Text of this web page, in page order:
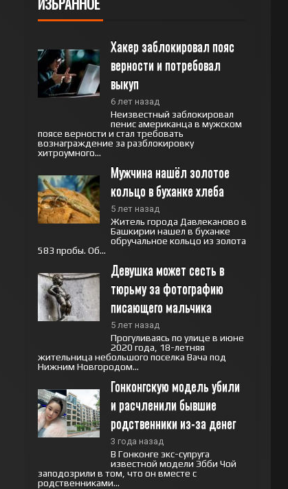
Хакер заблокировал пояс
верности и потребовал
выкуп
6 лет назад
Неизвестный заблокировал
пенис американца в мужском
поясе верности и стал требовать
вознаграждение за разблокировку
хитроумного...
Мужчина нашёл золотое
кольцо в буханке хлеба
5 лет назад
Житель города Давлеканово в
Башкирии нашел в буханке
обручальное кольцо из золота
583 пробы. Об...
Девушка может сесть в
тюрьму за фотографию
писающего мальчика
5 лет назад
Прогуливаясь по улице в июне
2020 года, 18-летняя
жительница небольшого поселка Вача под
Нижним Новгородом...
Гонконгскую модель убили
и расчленили бывшие
родственники из-за денег
3 года назад
В Гонконге экс-супруга
известной модели Эбби Чой
заподозрили в том, что он вместе с
родственниками...